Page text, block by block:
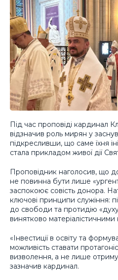
Під час проповіді кардинал
відзначив роль мирян у
підкресливши, що саме їхня
стала прикладом живої дії
Проповідник наголосив, що
не повинна бути лише
заспокоює совість донора.
ключові принципи служіння:
до свободи та протидію
винятково матеріалістичними
«Інвестиції в освіту та
можливість ставати
визволення, а не лише
зазначив кардинал.